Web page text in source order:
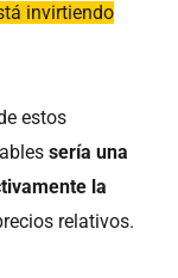
invirtiendo
estos
sería una
la
relativos.